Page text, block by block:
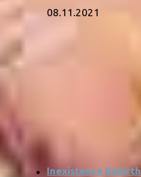
08.11.2021
Inexistence Rebirth